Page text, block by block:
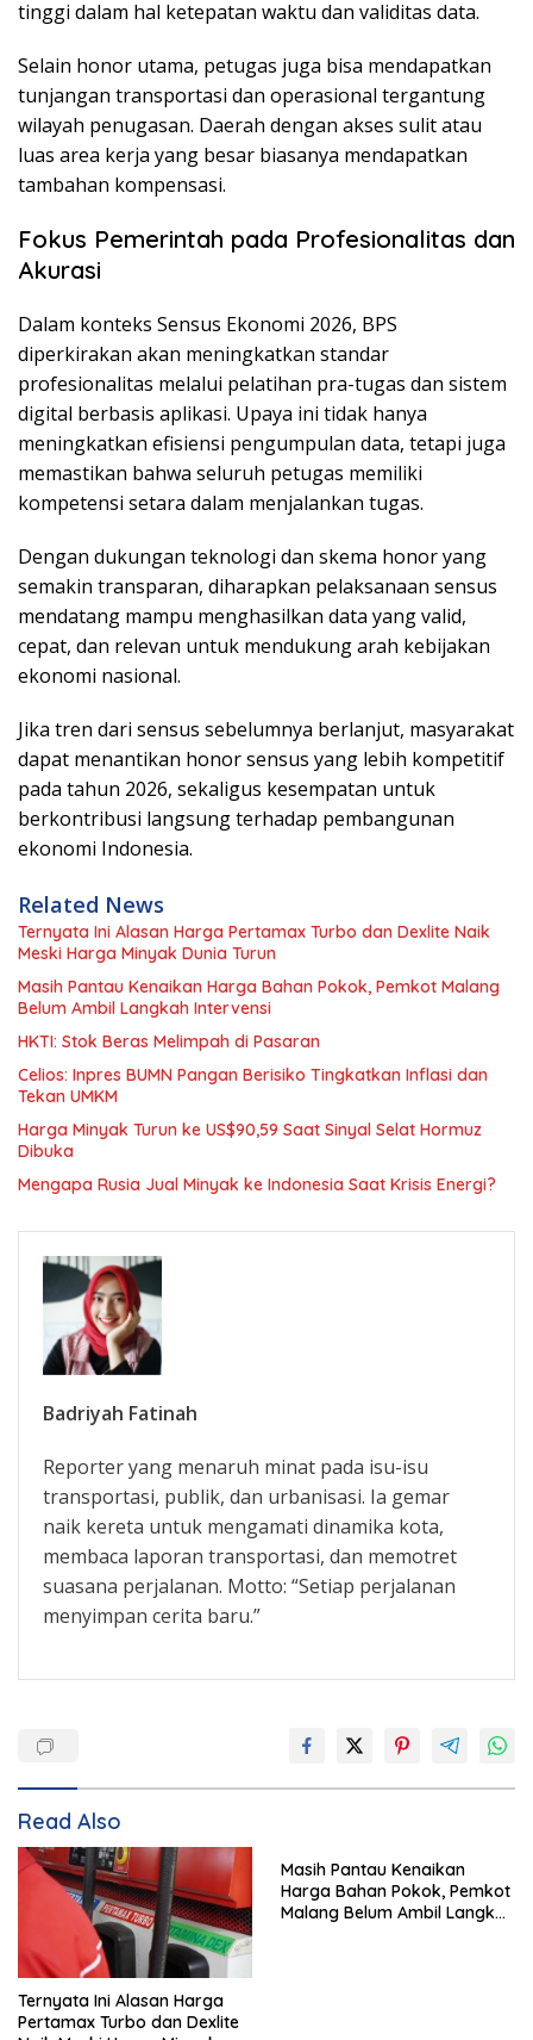
tinggi dalam hal ketepatan waktu dan validitas data.
Selain honor utama, petugas juga bisa mendapatkan
tunjangan transportasi dan operasional tergantung
wilayah penugasan. Daerah dengan akses sulit atau
luas area kerja yang besar biasanya mendapatkan
tambahan kompensasi.
Fokus Pemerintah pada Profesionalitas dan
Akurasi
Dalam konteks Sensus Ekonomi 2026, BPS
diperkirakan akan meningkatkan standar
profesionalitas melalui pelatihan pra-tugas dan sistem
digital berbasis aplikasi. Upaya ini tidak hanya
meningkatkan efisiensi pengumpulan data, tetapi juga
memastikan bahwa seluruh petugas memiliki
kompetensi setara dalam menjalankan tugas.
Dengan dukungan teknologi dan skema honor yang
semakin transparan, diharapkan pelaksanaan sensus
mendatang mampu menghasilkan data yang valid,
cepat, dan relevan untuk mendukung arah kebijakan
ekonomi nasional.
Jika tren dari sensus sebelumnya berlanjut, masyarakat
dapat menantikan honor sensus yang lebih kompetitif
pada tahun 2026, sekaligus kesempatan untuk
berkontribusi langsung terhadap pembangunan
ekonomi Indonesia.
Related News
Ternyata Ini Alasan Harga Pertamax Turbo dan Dexlite Naik
Meski Harga Minyak Dunia Turun
Masih Pantau Kenaikan Harga Bahan Pokok, Pemkot Malang
Belum Ambil Langkah Intervensi
HKTI: Stok Beras Melimpah di Pasaran
Celios: Inpres BUMN Pangan Berisiko Tingkatkan Inflasi dan
Tekan UMKM
Harga Minyak Turun ke US$90,59 Saat Sinyal Selat Hormuz
Dibuka
Mengapa Rusia Jual Minyak ke Indonesia Saat Krisis Energi?
Badriyah Fatinah
Reporter yang menaruh minat pada isu-isu
transportasi, publik, dan urbanisasi. Ia gemar
naik kereta untuk mengamati dinamika kota,
membaca laporan transportasi, dan memotret
suasana perjalanan. Motto: “Setiap perjalanan
menyimpan cerita baru.”
Read Also
Ternyata Ini Alasan Harga
Pertamax Turbo dan Dexlite
Masih Pantau Kenaikan
Harga Bahan Pokok, Pemkot
Malang Belum Ambil Langkah